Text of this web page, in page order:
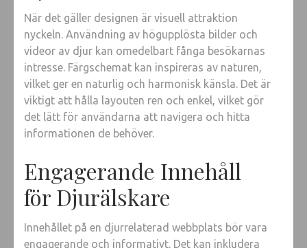
När det gäller designen är visuell attraktion
nyckeln. Användning av högupplösta bilder och
videor av djur kan omedelbart fånga besökarnas
intresse. Färgschemat kan inspireras av naturen,
vilket ger en naturlig och harmonisk känsla. Det är
viktigt att hålla layouten ren och enkel, vilket gör
det lätt för användarna att navigera och hitta
informationen de behöver.
Engagerande Innehåll
för Djurälskare
Innehållet på en djurrelaterad webbplats bör vara
engagerande och informativt. Det kan inkludera